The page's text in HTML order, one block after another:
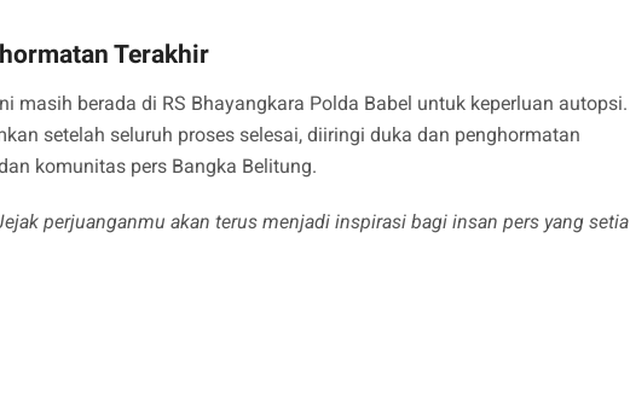
Terakhir
masih berada di RS Bhayangkara Polda Babel untuk keperluan autopsi.
setelah seluruh proses selesai, diiringi duka dan penghormatan
komunitas pers Bangka Belitung.
perjuanganmu akan terus menjadi inspirasi bagi insan pers yang setia